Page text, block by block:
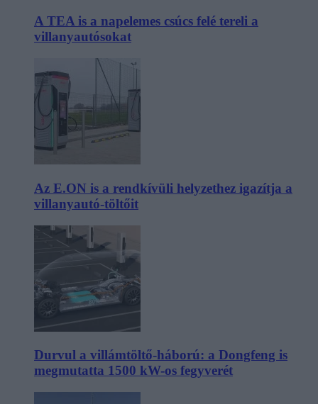
A TEA is a napelemes csúcs felé tereli a
villanyautósokat
Az E.ON is a rendkívüli helyzethez igazítja a
villanyautó-töltőit
Durvul a villámtöltő-háború: a Dongfeng is
megmutatta 1500 kW-os fegyverét